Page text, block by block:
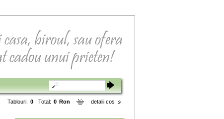
detalii cos
Tablouri: 0 Total: 0 Ron